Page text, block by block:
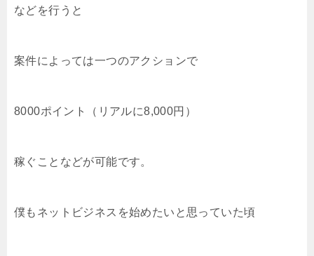
などを行うと
案件によっては一つのアクションで
8000ポイント（リアルに8,000円）
稼ぐことなどが可能です。
僕もネットビジネスを始めたいと思っていた頃